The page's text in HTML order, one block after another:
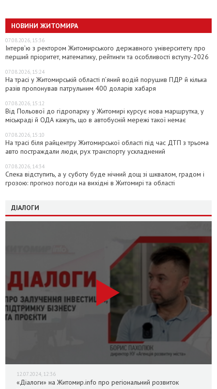
НОВИНИ ЖИТОМИРА
07.08.2026, 15:36
Інтерв’ю з ректором Житомирського державного університету про
перший пріоритет, математику, рейтинги та особливості вступу-2026
07.08.2026, 15:24
На трасі у Житомирській області п’яний водій порушив ПДР й кілька
разів пропонував патрульним 400 доларів хабаря
07.08.2026, 15:12
Від Польової до гідропарку у Житомирі курсує нова маршрутка, у
міськраді й ОДА кажуть, що в автобусній мережі такої немає
07.08.2026, 15:10
На трасі біля райцентру Житомирської області під час ДТП з трьома
авто постраждали люди, рух транспорту ускладнений
07.08.2026, 14:34
Спека відступить, а у суботу буде нічний дощ зі шквалом, градом і
грозою: прогноз погоди на вихідні в Житомирі та області
ДІАЛОГИ
12.07.2024, 12:36
«Діалоги» на Житомир.info про регіональний розвиток